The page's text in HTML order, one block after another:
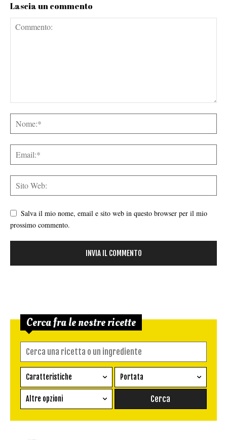
Lascia un commento
Salva il mio nome, email e sito web in questo browser per il mio
prossimo commento.
Cerca fra le nostre ricette
Caratteristiche
Ricetta vegetariana
Senza glutine
Portata
Conserva
Altre opzioni